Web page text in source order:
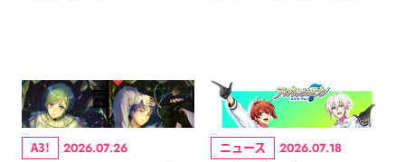
A3! 2026.07.26 ニュース 2026.07.18